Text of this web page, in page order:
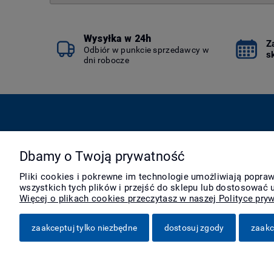
Wysyłka w 24h
Odbiór w punkcie sprzedawcy w
dni robocze
Zwroty i reklamacje
Pytania i odpowiedzi
Regulamin
Twoje zamówienia
Ustawienia konta
Przechowalnia
Dbamy o Twoją prywatność
Pliki cookies i pokrewne im technologie umożliwiają
wszystkich tych plików i przejść do sklepu lub dostosować
Więcej o plikach cookies przeczytasz w naszej Polityce
zaakceptuj tylko niezbędne dostosuj zgody